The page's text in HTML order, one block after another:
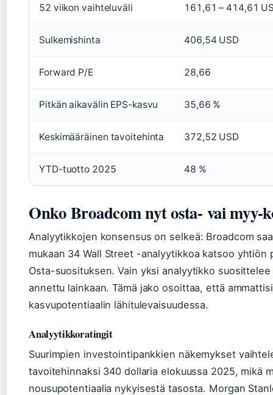
52 viikon vaihteluväli 161,61 – 414,61
Sulkemishinta 406,54 USD
Forward P/E 28,66
Pitkän aikavälin EPS-kasvu 35,66 %
Keskimääräinen tavoitehinta 372,52 USD
YTD-tuotto 2025 48 %
Onko Broadcom nyt osta- vai myy-
Analyytikkojen konsensus on selkeä: Broadcom
mukaan 34 Wall Street -analyytikkoa katsoo
Osta-suosituksen. Vain yksi analyytikko
annettu lainkaan. Tämä jako osoittaa, että
kasvupotentiaalin lähitulevaisuudessa.
Analyytikkoratingit
Suurimpien investointipankkien näkemykset
tavoitehinnaksi 340 dollaria elokuussa 2025, mikä
nousupotentiaalia nykyisestä tasosta. Morgan